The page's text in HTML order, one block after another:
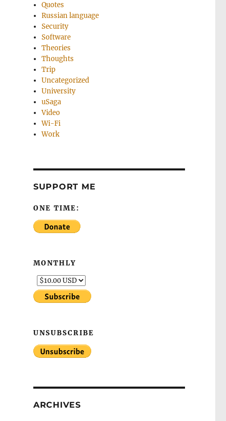
Quotes
Russian language
Security
Software
Theories
Thoughts
Trip
Uncategorized
University
uSaga
Video
Wi-Fi
Work
SUPPORT ME
ONE TIME:
MONTHLY
UNSUBSCRIBE
ARCHIVES